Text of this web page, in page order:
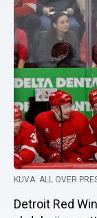
KUVA: ALL OVER
Detroit Red